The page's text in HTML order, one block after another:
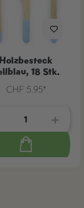
Holzbesteck
18 Stk.
CHF 5.95*